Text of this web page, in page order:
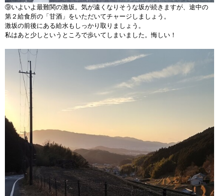
⑨いよいよ最難関の激坂。気が遠くなりそうな坂が続きますが、途中の
第２給食所の「甘酒」をいただいてチャージしましょう。
激坂の前後にある給水もしっかり取りましょう。
私はあと少しというところで歩いてしまいました。悔しい！